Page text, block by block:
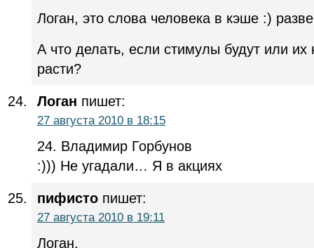
Логан, это слова человека в кэше :)
А что делать, если стимулы будут или их
расти?
Логан пишет:
27 августа 2010 в 18:15
24. Владимир Горбунов
:))) Не угадали… Я в акциях
пифисто пишет:
27 августа 2010 в 19:11
Логан,